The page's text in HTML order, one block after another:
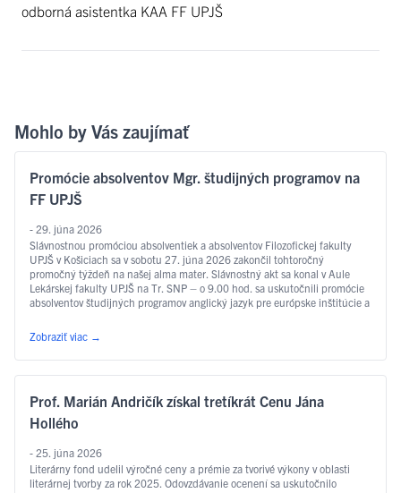
odborná asistentka KAA FF UPJŠ
Mohlo by Vás zaujímať
Promócie absolventov Mgr. študijných programov na
FF UPJŠ
- 29. júna 2026
Slávnostnou promóciou absolventiek a absolventov Filozofickej fakulty
UPJŠ v Košiciach sa v sobotu 27. júna 2026 zakončil tohtoročný
promočný týždeň na našej alma mater. Slávnostný akt sa konal v Aule
Lekárskej fakulty UPJŠ na Tr. SNP – o 9.00 hod. sa uskutočnili promócie
absolventov študijných programov anglický jazyk pre európske inštitúcie a
Čítať ďalej
Zobraziť viac →
Prof. Marián Andričík získal tretíkrát Cenu Jána
Hollého
- 25. júna 2026
Literárny fond udelil výročné ceny a prémie za tvorivé výkony v oblasti
literárnej tvorby za rok 2025. Odovzdávanie ocenení sa uskutočnilo